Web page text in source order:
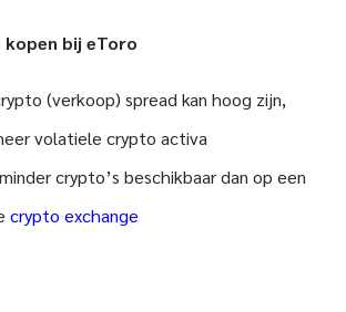
bij eToro
(verkoop) spread kan hoog zijn,
volatiele crypto activa
crypto’s beschikbaar dan op een
crypto exchange